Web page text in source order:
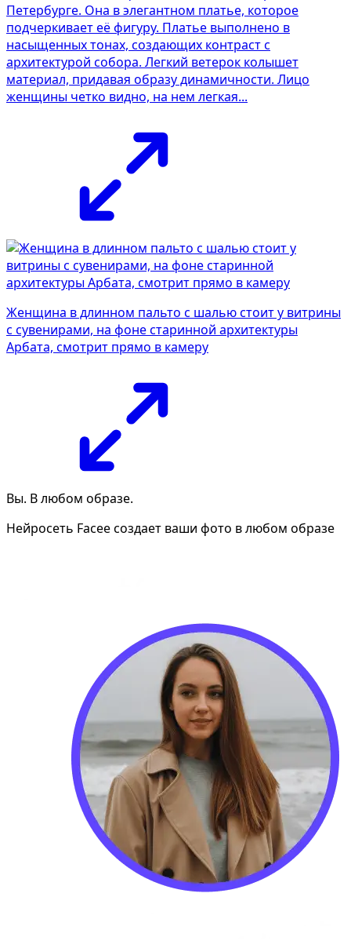
Петербурге. Она в элегантном платье, которое
подчеркивает её фигуру. Платье выполнено в
насыщенных тонах, создающих контраст с
архитектурой собора. Легкий ветерок колышет
материал, придавая образу динамичности. Лицо
женщины четко видно, на нем легкая...
Женщина в длинном пальто с шалью стоит у витрины
с сувенирами, на фоне старинной архитектуры
Арбата, смотрит прямо в камеру
Вы. В любом образе.
Нейросеть Facee создает ваши фото в любом образе